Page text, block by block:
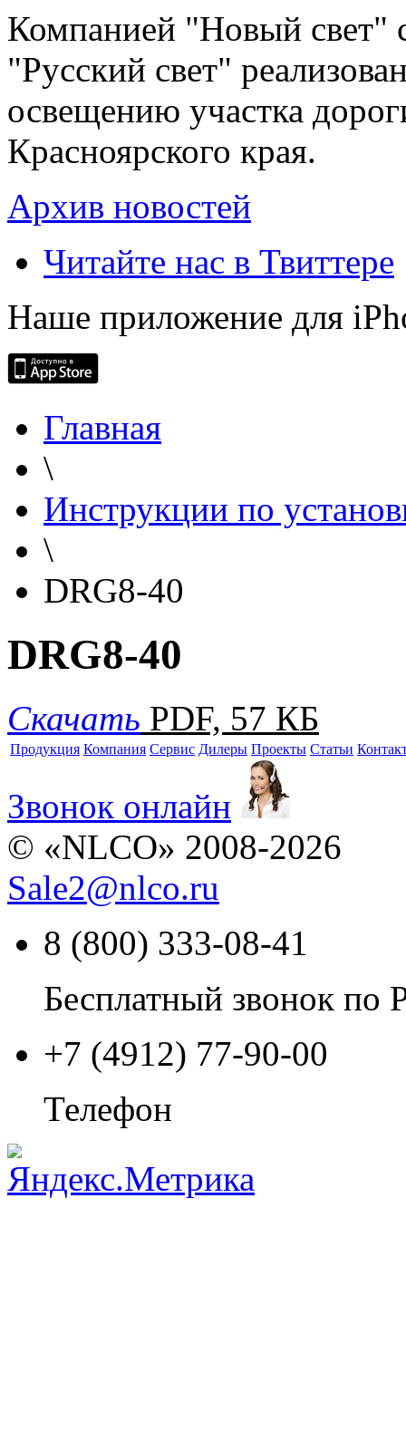
Компанией "Новый свет"
"Русский свет"
освещению участка
Красноярского края.
Архив новостей
Читайте нас в Твиттере
Наше приложение для
Главная
\
Инструкции по
\
DRG8-40
DRG8-40
Скачать PDF, 57 КБ
Продукция Компания Сервис Дилеры Проекты Статьи
Звонок онлайн
© «NLCO» 2008-2026
Sale2@nlco.ru
8 (800) 333-08-41
Бесплатный звонок по
+7 (4912) 77-90-00
Телефон